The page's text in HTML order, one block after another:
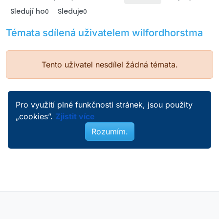
Sledují ho0 Sleduje0
Témata sdílená uživatelem wilfordhorstma
Tento uživatel nesdílel žádná témata.
Pro využití plné funkčnosti stránek, jsou použity
„cookies”. Zjistit více
Rozumím.